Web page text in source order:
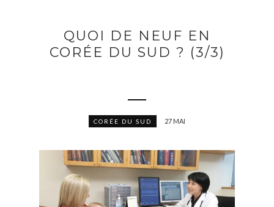
QUOI DE NEUF EN
CORÉE DU SUD ? (3/3)
CORÉE DU SUD 27 MAI